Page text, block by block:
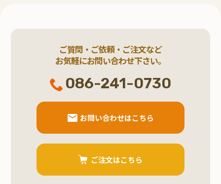
ご質問・ご依頼・ご注文など
お気軽にお問い合わせ下さい。
086-241-0730
お問い合わせはこちら
ご注文はこちら